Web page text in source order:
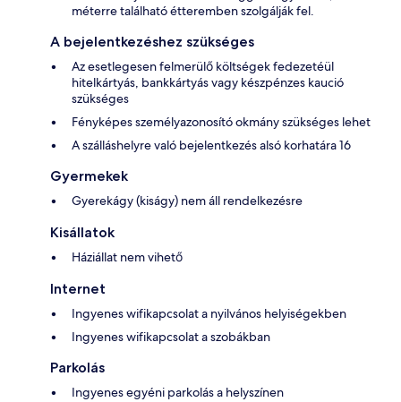
méterre található étteremben szolgálják fel.
A bejelentkezéshez szükséges
Az esetlegesen felmerülő költségek fedezetéül
hitelkártyás, bankkártyás vagy készpénzes kaució
szükséges
Fényképes személyazonosító okmány szükséges lehet
A szálláshelyre való bejelentkezés alsó korhatára 16
Gyermekek
Gyerekágy (kiságy) nem áll rendelkezésre
Kisállatok
Háziállat nem vihető
Internet
Ingyenes wifikapcsolat a nyilvános helyiségekben
Ingyenes wifikapcsolat a szobákban
Parkolás
Ingyenes egyéni parkolás a helyszínen